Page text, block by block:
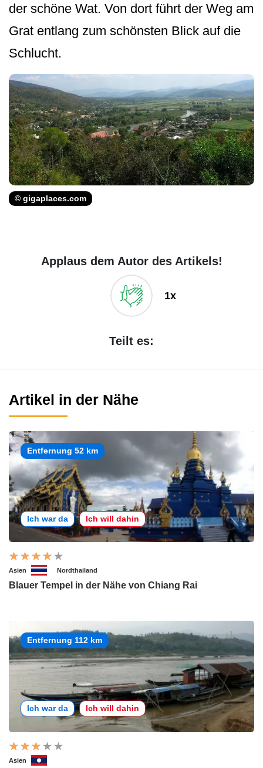
der schöne Wat. Von dort führt der Weg am
Grat entlang zum schönsten Blick auf die
Schlucht.
© gigaplaces.com
Applaus dem Autor des Artikels!
1x
Teilt es:
Artikel in der Nähe
Entfernung 52 km
Ich war da Ich will dahin
Asien Nordthailand
Blauer Tempel in der Nähe von Chiang Rai
Entfernung 112 km
Ich war da Ich will dahin
Asien